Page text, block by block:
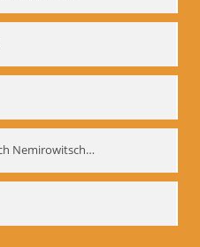
Wladimir Iwanowitsch Nemirowitsch-Dantschenko